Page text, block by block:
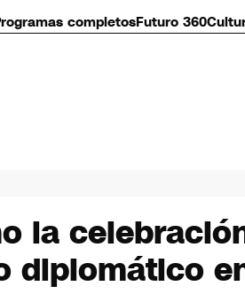
completosFuturo 360
la
diplomático